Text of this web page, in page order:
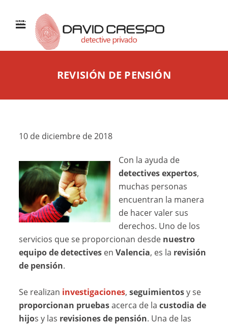
MENÚ
REVISIÓN DE PENSIÓN
10 de diciembre de 2018
Con la ayuda de
detectives expertos,
muchas personas
encuentran la manera
de hacer valer sus
derechos. Uno de los
servicios que se proporcionan desde nuestro
equipo de detectives enValencia, es la revisión
de pensión.
Se realizan investigaciones,seguimientosy se
proporcionan pruebasacerca de lacustodia de
hijos y las revisiones de pensión. Una de las